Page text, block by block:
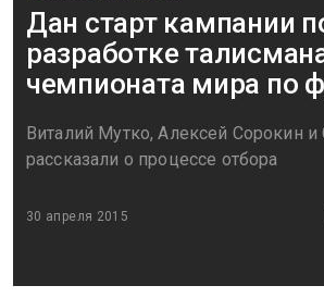
Дан старт кампании
разработке
чемпионата мира по
Виталий Мутко, Алексей Сорокин
рассказали о процессе отбора
30 апреля 2015